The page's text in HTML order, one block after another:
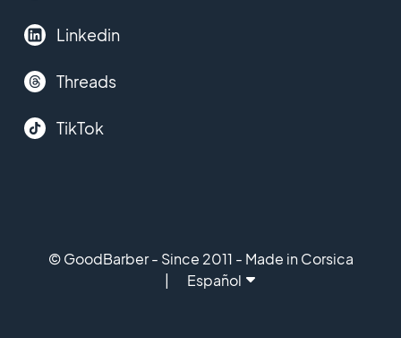
Linkedin
Threads
TikTok
© GoodBarber - Since 2011 - Made in Corsica
Español